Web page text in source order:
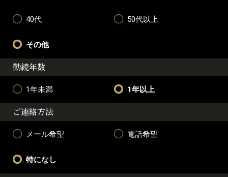
40代 50代以上
その他
勤続年数
1年未満 1年以上
ご連絡方法
メール希望 電話希望
特になし